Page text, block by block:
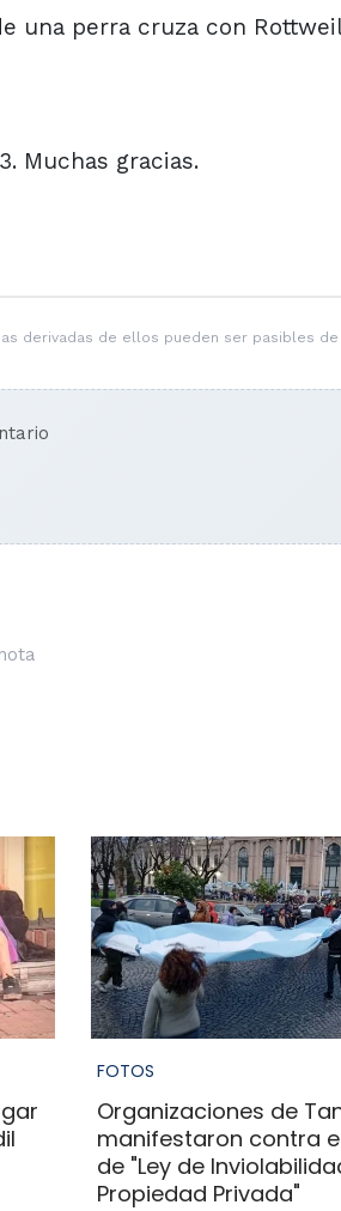
una perra cruza con
Muchas gracias.
derivadas de ellos pueden ser pasibles de
FOTOS
Organizaciones de
manifestaron contra
de "Ley de
Propiedad Privada"